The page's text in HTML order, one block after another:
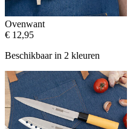
Ovenwant
€ 12,95
Beschikbaar in 2 kleuren